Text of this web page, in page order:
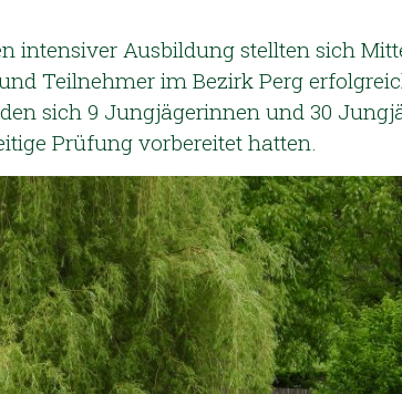
intensiver Ausbildung stellten sich
Teilnehmer im Bezirk Perg
sich 9 Jungjägerinnen und 30
Prüfung vorbereitet hatten.